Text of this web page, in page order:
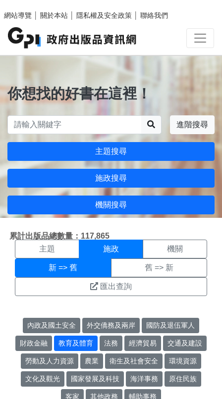
網站導覽
關於本站 隱私權及安全政策 聯絡我們
你想找的好書在這裡！
進階搜尋
主題搜尋
施政搜尋
機關搜尋
累計出版品總數量：117,865
施政搜尋結果頁面
主題 施政 機關
新 => 舊 舊 => 新
匯出查詢
內政及國土安全 外交僑務及兩岸 國防及退伍軍人
財政金融 教育及體育 法務 經濟貿易 交通及建設
勞動及人力資源 農業 衛生及社會安全 環境資源
文化及觀光 國家發展及科技 海洋事務 原住民族
客家 其他政務 輔助事務